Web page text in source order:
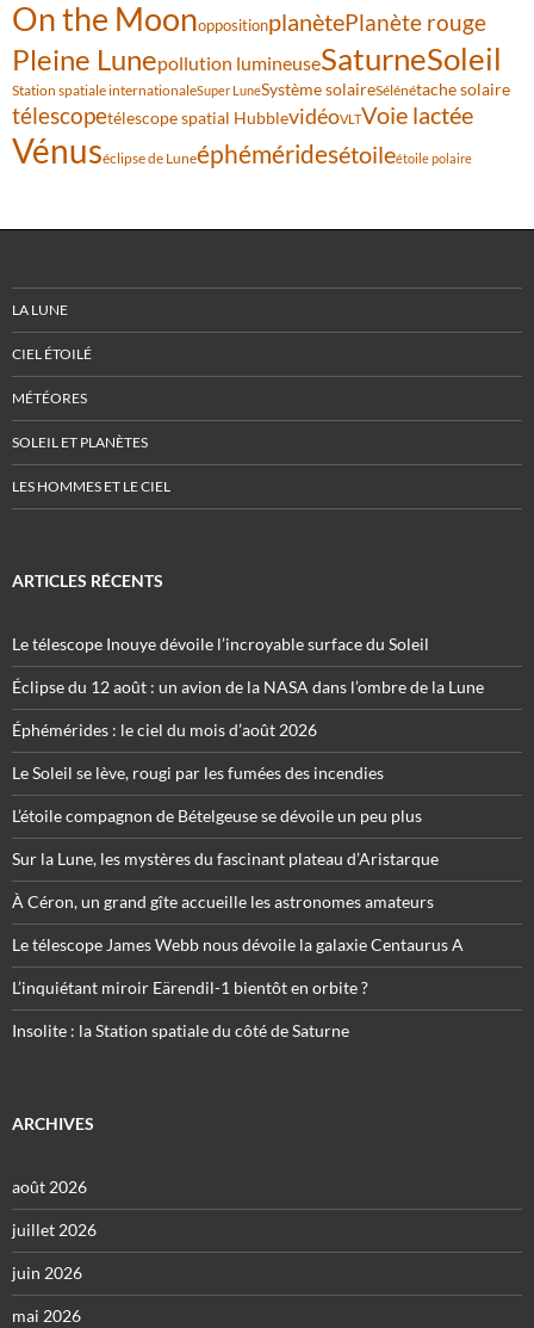
On the MoonoppositionplanètePlanète rouge
Pleine Lunepollution lumineuseSaturneSoleil
Station spatiale internationaleSuper LuneSystème solaireSélénétache solaire
télescopetélescope spatial HubblevidéoVLTVoie lactée
Vénuséclipse de Luneéphéméridesétoileétoile polaire
LA LUNE
CIEL ÉTOILÉ
MÉTÉORES
SOLEIL ET PLANÈTES
LES HOMMES ET LE CIEL
ARTICLES RÉCENTS
Le télescope Inouye dévoile l’incroyable surface du Soleil
Éclipse du 12 août : un avion de la NASA dans l’ombre de la Lune
Éphémérides : le ciel du mois d’août 2026
Le Soleil se lève, rougi par les fumées des incendies
L’étoile compagnon de Bételgeuse se dévoile un peu plus
Sur la Lune, les mystères du fascinant plateau d’Aristarque
À Céron, un grand gîte accueille les astronomes amateurs
Le télescope James Webb nous dévoile la galaxie Centaurus A
L’inquiétant miroir Eärendil-1 bientôt en orbite ?
Insolite : la Station spatiale du côté de Saturne
ARCHIVES
août 2026
juillet 2026
juin 2026
mai 2026